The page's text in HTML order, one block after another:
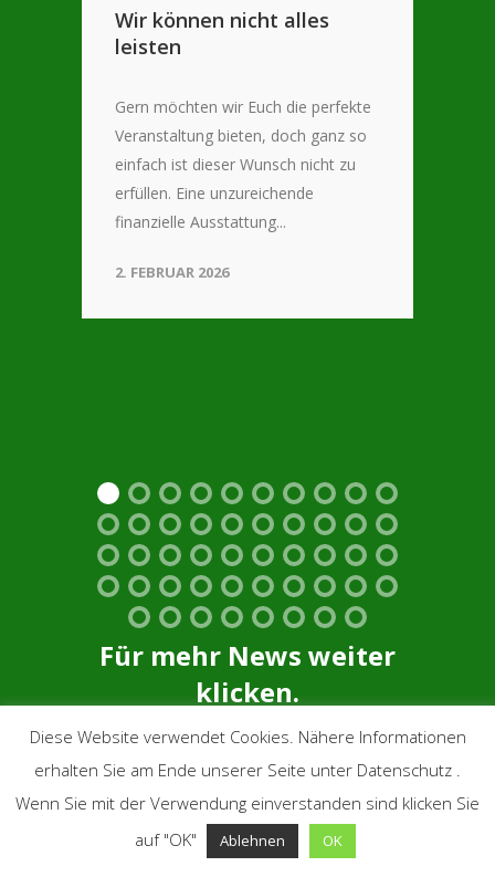
Wir können nicht alles
leisten
Gern möchten wir Euch die perfekte
Veranstaltung bieten, doch ganz so
einfach ist dieser Wunsch nicht zu
erfüllen. Eine unzureichende
finanzielle Ausstattung...
2. FEBRUAR 2026
Für mehr News weiter
klicken.
Diese Website verwendet Cookies. Nähere Informationen
erhalten Sie am Ende unserer Seite unter Datenschutz .
Wenn Sie mit der Verwendung einverstanden sind klicken Sie
auf "OK"
Ablehnen OK